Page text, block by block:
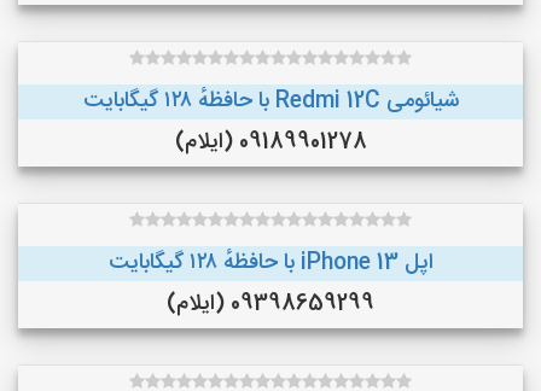
شیائومی Redmi 12C با حافظهٔ ۱۲۸ گیگابایت
09189901278 (ایلام)
اپل iPhone 13 با حافظهٔ ۱۲۸ گیگابایت
09398659299 (ایلام)